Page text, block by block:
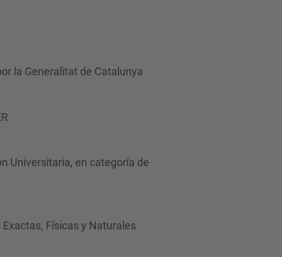
la Generalitat de Catalunya
Universitaria, en categoría de
Físicas y Naturales